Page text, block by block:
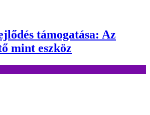
támogatása: Az
mint eszköz